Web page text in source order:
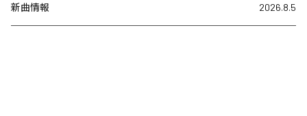
新曲情報 2026.8.5